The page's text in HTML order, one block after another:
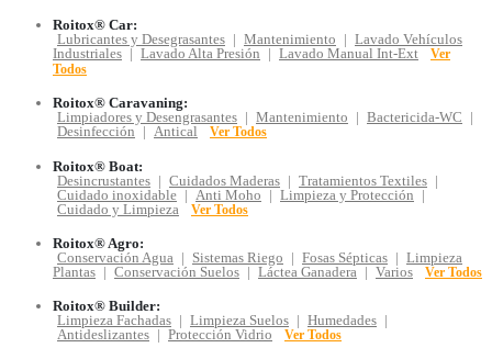
Roitox® Car:
Lubricantes y Desegrasantes | Mantenimiento | Lavado Vehículos
Industriales | Lavado Alta Presión | Lavado Manual Int-Ext
Ver
Todos
Roitox® Caravaning:
Limpiadores y Desengrasantes | Mantenimiento | Bactericida-WC |
Desinfección | Antical Ver Todos
Roitox® Boat:
Desincrustantes | Cuidados Maderas | Tratamientos Textiles |
Cuidado inoxidable | Anti Moho | Limpieza y Protección |
Cuidado y Limpieza
Ver Todos
Roitox® Agro:
Conservación Agua | Sistemas Riego | Fosas Sépticas | Limpieza
Plantas | Conservación Suelos | Láctea Ganadera | Varios Ver Todos
Roitox® Builder:
Limpieza Fachadas | Limpieza Suelos | Humedades |
Antideslizantes | Protección Vidrio Ver Todos